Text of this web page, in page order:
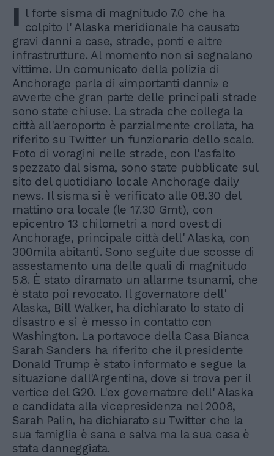
I l forte sisma di magnitudo 7.0 che ha
colpito l' Alaska meridionale ha causato
gravi danni a case, strade, ponti e altre
infrastrutture. Al momento non si segnalano
vittime. Un comunicato della polizia di
Anchorage parla di «importanti danni» e
avverte che gran parte delle principali strade
sono state chiuse. La strada che collega la
città all'aeroporto è parzialmente crollata, ha
riferito su Twitter un funzionario dello scalo.
Foto di voragini nelle strade, con l'asfalto
spezzato dal sisma, sono state pubblicate sul
sito del quotidiano locale Anchorage daily
news. Il sisma si è verificato alle 08.30 del
mattino ora locale (le 17.30 Gmt), con
epicentro 13 chilometri a nord ovest di
Anchorage, principale città dell' Alaska, con
300mila abitanti. Sono seguite due scosse di
assestamento una delle quali di magnitudo
5.8. È stato diramato un allarme tsunami, che
è stato poi revocato. Il governatore dell'
Alaska, Bill Walker, ha dichiarato lo stato di
disastro e si è messo in contatto con
Washington. La portavoce della Casa Bianca
Sarah Sanders ha riferito che il presidente
Donald Trump è stato informato e segue la
situazione dall'Argentina, dove si trova per il
vertice del G20. L'ex governatore dell' Alaska
e candidata alla vicepresidenza nel 2008,
Sarah Palin, ha dichiarato su Twitter che la
sua famiglia è sana e salva ma la sua casa è
stata danneggiata.